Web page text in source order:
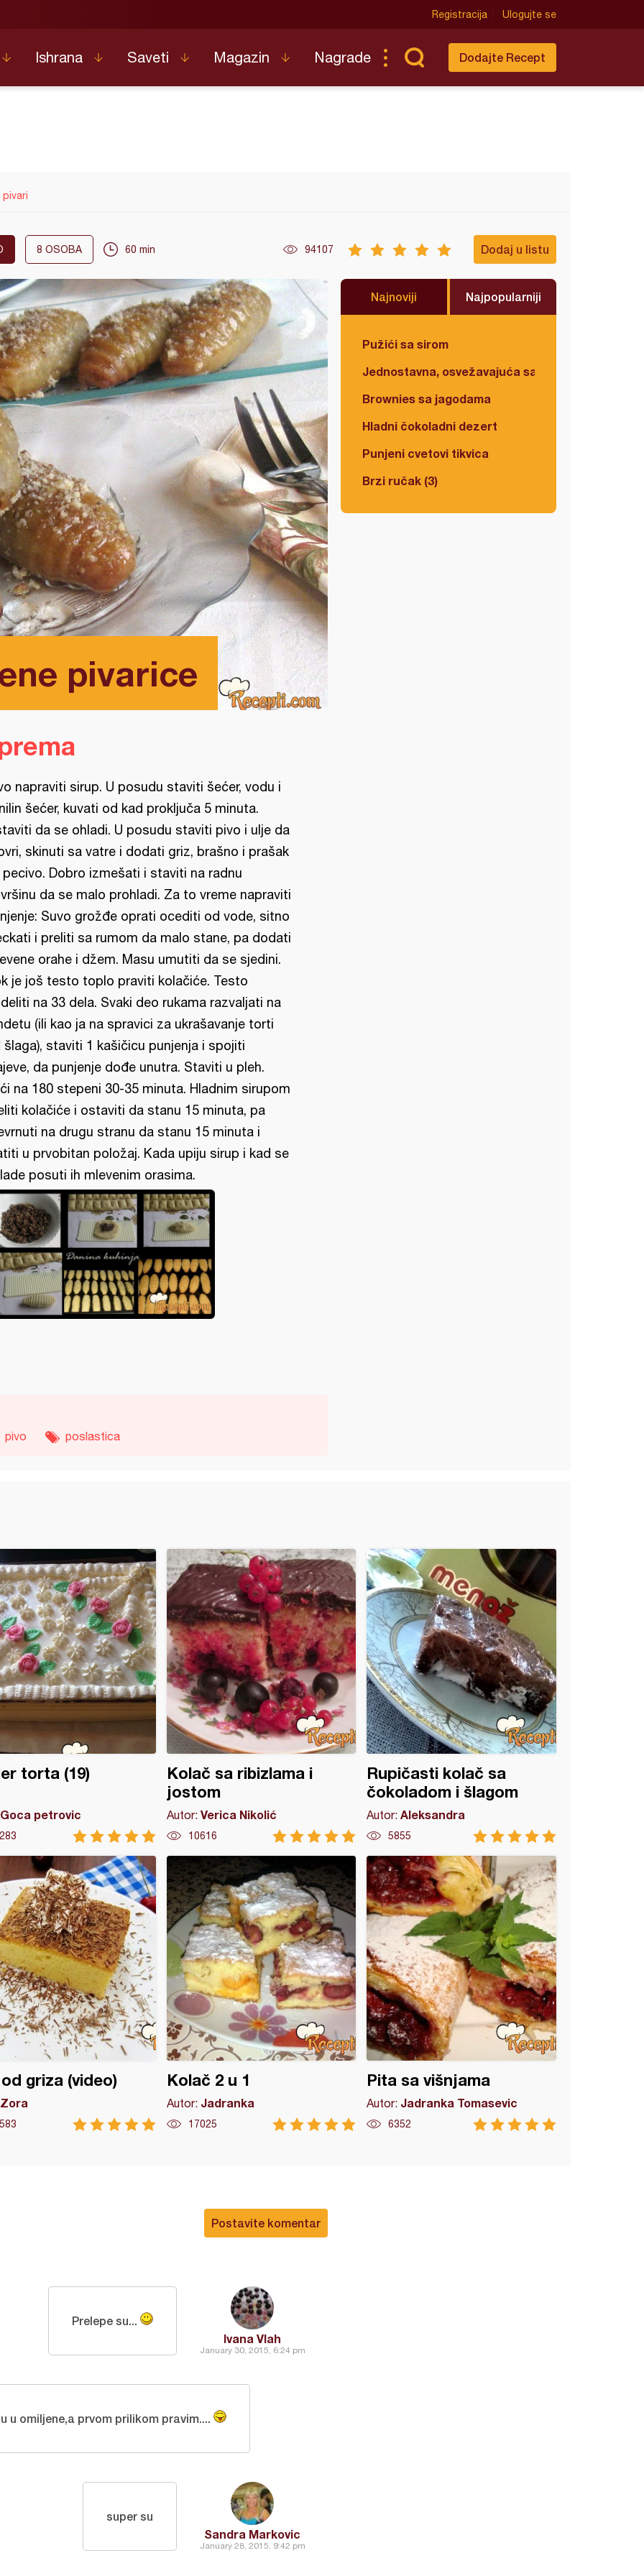
Registracija Ulogujte se
Ishrana Saveti Magazin Nagrade Dodajte Recept
pivari
8 OSOBA 60 min 94107 Dodaj u listu
pivarice
Najnoviji Najpopularniji
Pužići sa sirom
Jednostavna, osvežavajuća salata
Brownies sa jagodama
Hladni čokoladni dezert
Punjeni cvetovi tikvica
Brzi ručak (3)
napraviti sirup. U posudu staviti šećer, vodu i
šećer, kuvati od kad proključa 5 minuta.
da se ohladi. U posudu staviti pivo i ulje da
skinuti sa vatre i dodati griz, brašno i prašak
pecivo. Dobro izmešati i staviti na radnu
da se malo prohladi. Za to vreme napraviti
Suvo grožđe oprati ocediti od vode, sitno
i preliti sa rumom da malo stane, pa dodati
orahe i džem. Masu umutiti da se sjedini.
je još testo toplo praviti kolačiće. Testo
na 33 dela. Svaki deo rukama razvaljati na
(ili kao ja na spravici za ukrašavanje torti
šlaga), staviti 1 kašičicu punjenja i spojiti
da punjenje dođe unutra. Staviti u pleh.
na 180 stepeni 30-35 minuta. Hladnim sirupom
kolačiće i ostaviti da stanu 15 minuta, pa
na drugu stranu da stanu 15 minuta i
u prvobitan položaj. Kada upiju sirup i kad se
posuti ih mlevenim orasima.
pivo poslastica
torta (19)
Goca petrovic
Kolač sa ribizlama i
jostom
Autor: Verica Nikolić
10616
Rupičasti kolač sa
čokoladom i šlagom
Autor:Aleksandra
5855
griza (video)
Zora
Kolač 2 u 1
Autor: Jadranka
17025
Pita sa višnjama
Autor: Jadranka Tomasevic
6352
Postavite komentar
Ivana Vlah
January 30, 2015, 6:24 pm
Prelepe su...
u omiljene,a prvom prilikom pravim....
Sandra Markovic
January 28, 2015, 9:42 pm
super su